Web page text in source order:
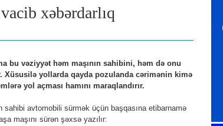
xəbərdarlıq
bu vəziyyət həm maşının sahibini, həm də onu
Xüsusilə yollarda qayda pozulanda cərimənin kimə
yol açması hamını maraqlandırır.
avtomobili sürmək üçün başqasına etibarnamə
maşını sürən şəxsə yazılır: